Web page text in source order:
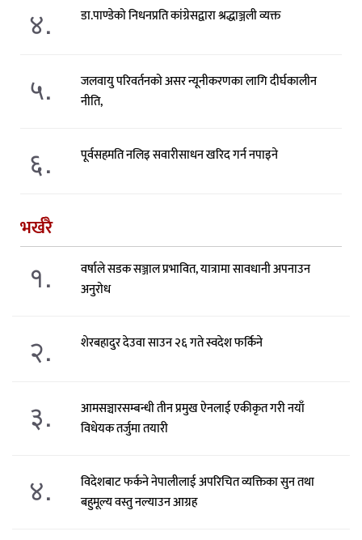
४. डा.पाण्डेको निधनप्रति कांग्रेसद्वारा श्रद्धाञ्जली व्यक्त
५.
जलवायु परिवर्तनको असर न्यूनीकरणका लागि दीर्घकालीन
नीति,
६. पूर्वसहमति नलिइ सवारीसाधन खरिद गर्न नपाइने
भर्खरै
१.
वर्षाले सडक सञ्जाल प्रभावित, यात्रामा सावधानी अपनाउन
अनुरोध
२. शेरबहादुर देउवा साउन २६ गते स्वदेश फर्किने
३.
आमसञ्चारसम्बन्धी तीन प्रमुख ऐनलाई एकीकृत गरी नयाँ
विधेयक तर्जुमा तयारी
४.
विदेशबाट फर्कने नेपालीलाई अपरिचित व्यक्तिका सुन तथा
बहुमूल्य वस्तु नल्याउन आग्रह